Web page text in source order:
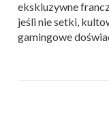
ekskluzywne
jeśli nie setki,
gamingowe